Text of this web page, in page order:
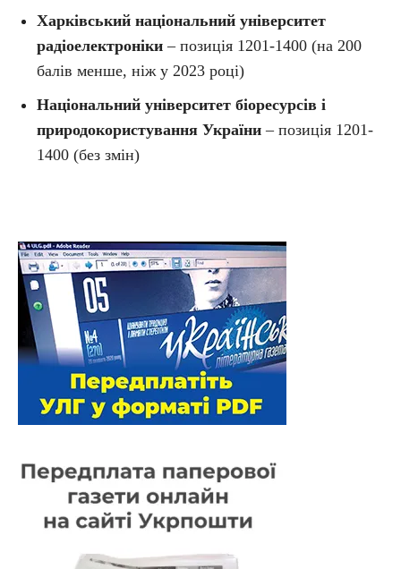
Харківський національний університет
радіоелектроніки – позиція 1201-1400 (на 200
балів менше, ніж у 2023 році)
Національний університет біоресурсів і
природокористування України – позиція 1201-
1400 (без змін)